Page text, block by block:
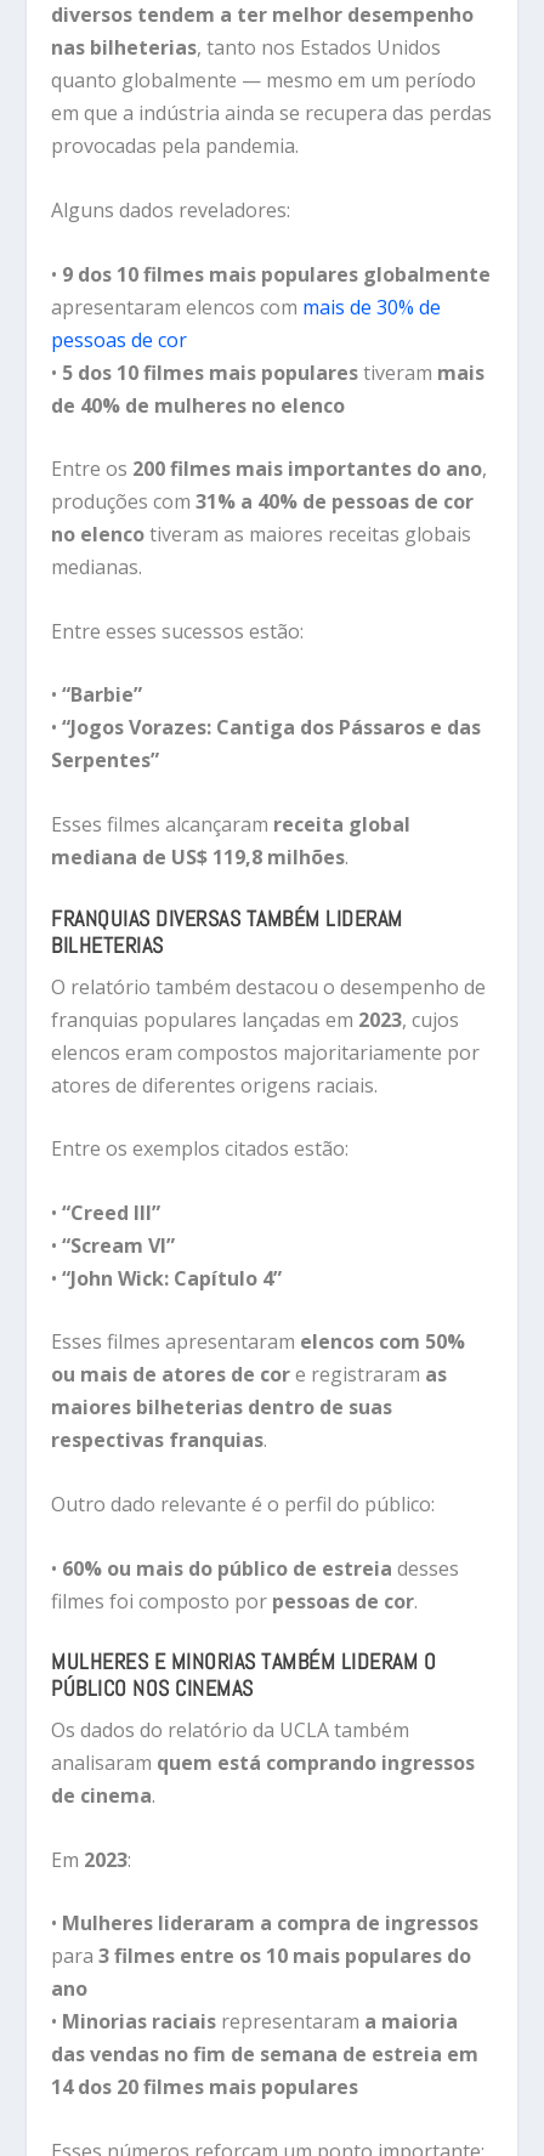
diversos tendem a ter melhor desempenho
nas bilheterias, tanto nos Estados Unidos
quanto globalmente — mesmo em um período
em que a indústria ainda se recupera das perdas
provocadas pela pandemia.
Alguns dados reveladores:
• 9 dos 10 filmes mais populares globalmente
apresentaram elencos com mais de 30% de
pessoas de cor
• 5 dos 10 filmes mais popularestiveram mais
de 40% de mulheres no elenco
Entre os 200 filmes mais importantes do ano,
produções com31% a 40% de pessoas de cor
no elencotiveram as maiores receitas globais
medianas.
Entre esses sucessos estão:
•“Barbie”
•“Jogos Vorazes: Cantiga dos Pássaros e das
Serpentes”
Esses filmes alcançaram receita global
mediana de US$ 119,8 milhões.
FRANQUIAS DIVERSAS TAMBÉM LIDERAM
BILHETERIAS
O relatório também destacou o desempenho de
franquias populares lançadas em 2023, cujos
elencos eram compostos majoritariamente por
atores de diferentes origens raciais.
Entre os exemplos citados estão:
•“Creed III”
•“Scream VI”
•“John Wick: Capítulo 4”
Esses filmes apresentaram elencos com 50%
ou mais de atores de core registraram as
maiores bilheterias dentro de suas
respectivas franquias.
Outro dado relevante é o perfil do público:
• 60% ou mais do público de estreia desses
filmes foi composto por pessoas de cor.
MULHERES E MINORIAS TAMBÉM LIDERAM O
PÚBLICO NOS CINEMAS
Os dados do relatório da UCLA também
analisaram quem está comprando ingressos
de cinema.
Em 2023:
• Mulheres lideraram a compra de ingressos
para3 filmes entre os 10 mais populares do
ano
• Minorias raciais representaram a maioria
das vendas no fim de semana de estreia em
14 dos 20 filmes mais populares